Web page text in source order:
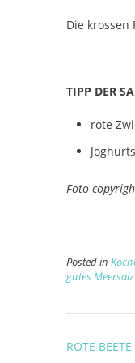
Die
TIPP DER
rote
Foto
Posted in
gutes
Post
ROTE